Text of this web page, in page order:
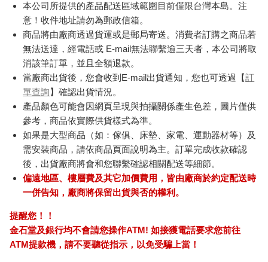
本公司所提供的產品配送區域範圍目前僅限台灣本島。注
意！收件地址請勿為郵政信箱。
商品將由廠商透過貨運或是郵局寄送。消費者訂購之商品若
無法送達，經電話或 E-mail無法聯繫逾三天者，本公司將取
消該筆訂單，並且全額退款。
當廠商出貨後，您會收到E-mail出貨通知，您也可透過【訂
單查詢】確認出貨情況。
產品顏色可能會因網頁呈現與拍攝關係產生色差，圖片僅供
參考，商品依實際供貨樣式為準。
如果是大型商品（如：傢俱、床墊、家電、運動器材等）及
需安裝商品，請依商品頁面說明為主。訂單完成收款確認
後，出貨廠商將會和您聯繫確認相關配送等細節。
偏遠地區、樓層費及其它加價費用，皆由廠商於約定配送時
一併告知，廠商將保留出貨與否的權利。
提醒您！！
金石堂及銀行均不會請您操作ATM! 如接獲電話要求您前往
ATM提款機，請不要聽從指示，以免受騙上當！